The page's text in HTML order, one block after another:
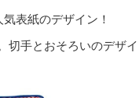
表紙のデザイン！
切手とおそろいのデザ